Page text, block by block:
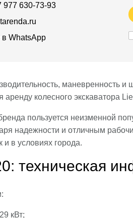
977 630-73-93
WhatsApp
маневренность
аренду колесного экскаватора
пользуется неизменной
надежности и отличным
и в условиях города.
техническая
кВт;